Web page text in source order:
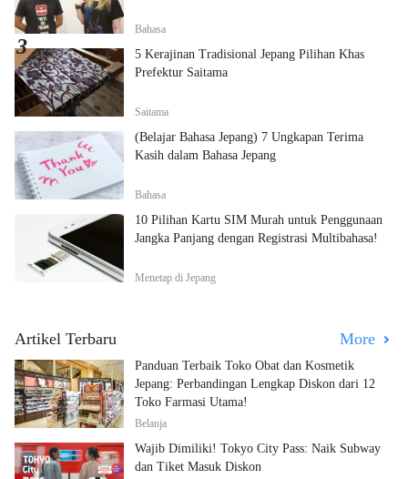
Bahasa
5 Kerajinan Tradisional Jepang Pilihan Khas
Prefektur Saitama
Saitama
(Belajar Bahasa Jepang) 7 Ungkapan Terima
Kasih dalam Bahasa Jepang
Bahasa
10 Pilihan Kartu SIM Murah untuk Penggunaan
Jangka Panjang dengan Registrasi Multibahasa!
Menetap di Jepang
Artikel Terbaru More
Panduan Terbaik Toko Obat dan Kosmetik
Jepang: Perbandingan Lengkap Diskon dari 12
Toko Farmasi Utama!
Belanja
Wajib Dimiliki! Tokyo City Pass: Naik Subway
dan Tiket Masuk Diskon